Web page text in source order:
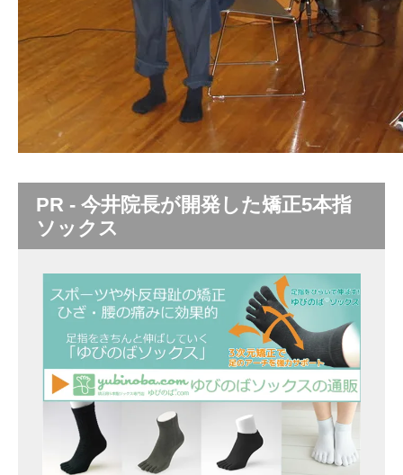
PR - 今井院長が開発した矯正5本指
ソックス